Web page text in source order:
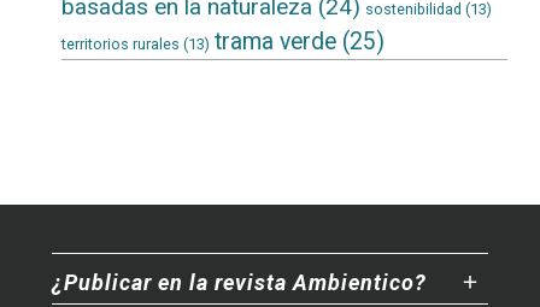
basadas en la naturaleza (24) sostenibilidad (13)
territorios rurales (13) trama verde(25)
¿Publicar en la revista Ambientico?